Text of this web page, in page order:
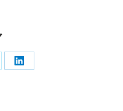
Share